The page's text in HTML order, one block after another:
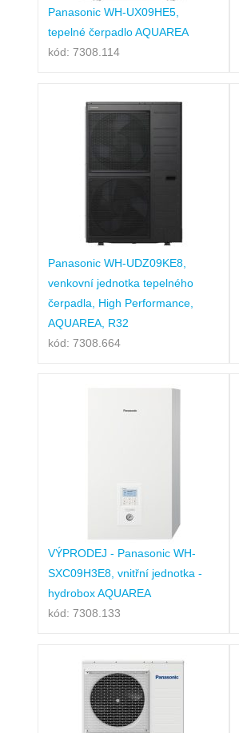
Panasonic WH-UX09HE5,
tepelné čerpadlo AQUAREA
kód: 7308.114
Panasonic WH-UDZ09KE8,
venkovní jednotka tepelného
čerpadla, High Performance,
AQUAREA, R32
kód: 7308.664
VÝPRODEJ - Panasonic WH-
SXC09H3E8, vnitřní jednotka -
hydrobox AQUAREA
kód: 7308.133